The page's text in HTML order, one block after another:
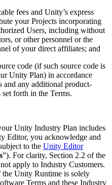
fees and Unity’s express
your Projects incorporating
Users, including without
or other personnel or the
of your direct affiliates; and
code (if such source code is
Unity Plan) in accordance
and any additional product-
forth in the Terms.
Unity Industry Plan includes
Editor, you acknowledge and
to the Unity Editor
”). For clarity, Section 2.2 of the
apply to Industry Customers.
the Unity Runtime is solely
Terms and these Industry